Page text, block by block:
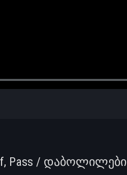
Pass / დაბოლილები